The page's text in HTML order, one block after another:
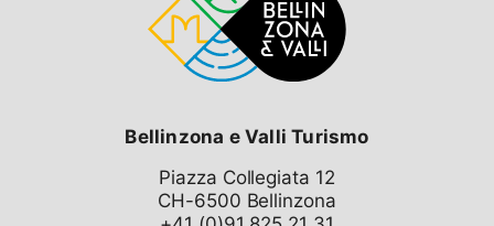
Bellinzona e Valli Turismo
Piazza Collegiata 12
CH-6500 Bellinzona